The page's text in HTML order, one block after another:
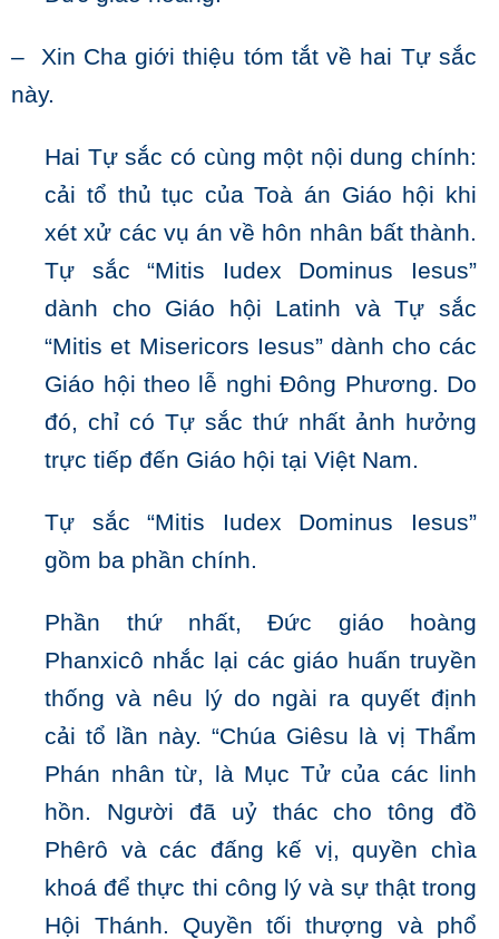
– Xin Cha giới thiệu tóm tắt về hai Tự sắc
này.
Hai Tự sắc có cùng một nội dung chính:
cải tổ thủ tục của Toà án Giáo hội khi
xét xử các vụ án về hôn nhân bất thành.
Tự sắc “Mitis Iudex Dominus Iesus”
dành cho Giáo hội Latinh và Tự sắc
“Mitis et Misericors Iesus” dành cho các
Giáo hội theo lễ nghi Đông Phương. Do
đó, chỉ có Tự sắc thứ nhất ảnh hưởng
trực tiếp đến Giáo hội tại Việt Nam.
Tự sắc “Mitis Iudex Dominus Iesus”
gồm ba phần chính.
Phần thứ nhất, Đức giáo hoàng
Phanxicô nhắc lại các giáo huấn truyền
thống và nêu lý do ngài ra quyết định
cải tổ lần này. “Chúa Giêsu là vị Thẩm
Phán nhân từ, là Mục Tử của các linh
hồn. Người đã uỷ thác cho tông đồ
Phêrô và các đấng kế vị, quyền chìa
khoá để thực thi công lý và sự thật trong
Hội Thánh. Quyền tối thượng và phổ